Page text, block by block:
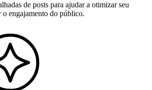
de posts para ajudar a otimizar seu
o engajamento do público.